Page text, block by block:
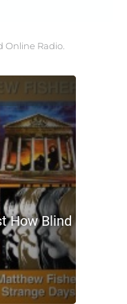
Online Radio.